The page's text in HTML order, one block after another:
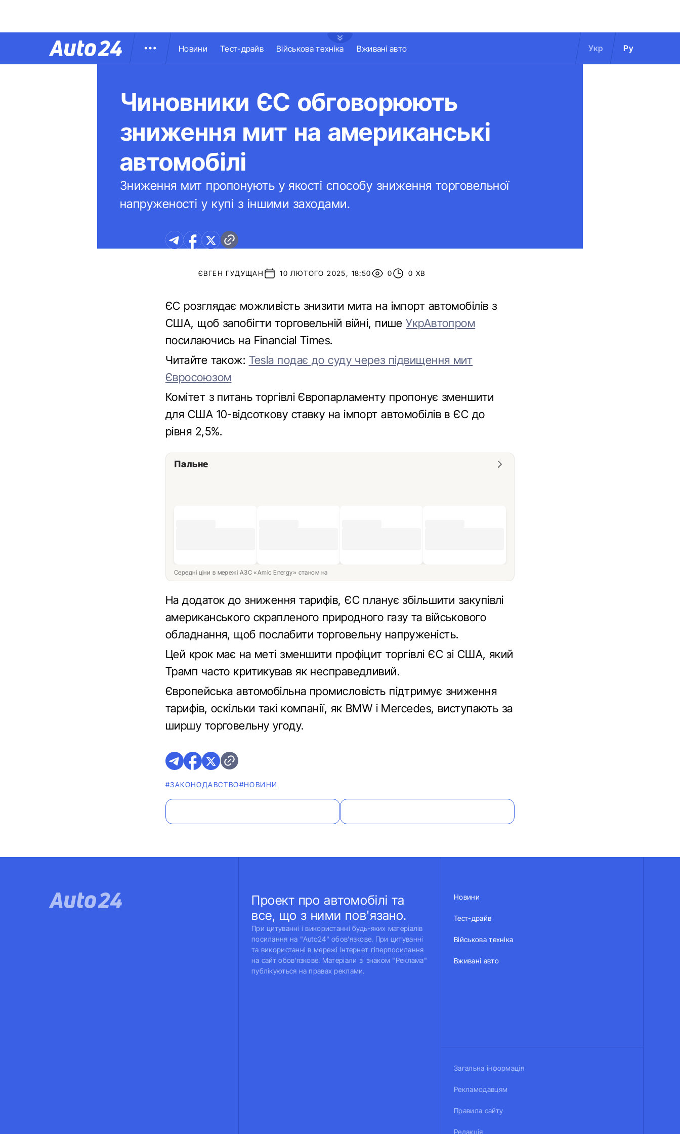
Новини Тест-драйв Військова техніка Вживані авто Укр Ру
Чиновники ЄС обговорюють
зниження мит на американські
автомобілі
Зниження мит пропонують у якості способу зниження торговельної
напруженості у купі з іншими заходами.
ЄВГЕН ГУДУЩАН 10 ЛЮТОГО 2025, 18:50 0 0 ХВ
ЄС розглядає можливість знизити мита на імпорт автомобілів з
США, щоб запобігти торговельній війні, пишеУкрАвтопром
посилаючись на Financial Times.
Читайте також: Tesla подає до суду через підвищення мит
Євросоюзом
Комітет з питань торгівлі Європарламенту пропонує зменшити
для США 10-відсоткову ставку на імпорт автомобілів в ЄС до
рівня 2,5%.
Пальне
Середні ціни в мережі АЗС «Amic Energy» станом на
На додаток до зниження тарифів, ЄС планує збільшити закупівлі
американського скрапленого природного газу та військового
обладнання, щоб послабити торговельну напруженість.
Цей крок має на меті зменшити профіцит торгівлі ЄС зі США, який
Трамп часто критикував як несправедливий.
Європейська автомобільна промисловість підтримує зниження
тарифів, оскільки такі компанії, як BMW і Mercedes, виступають за
ширшу торговельну угоду.
#ЗАКОНОДАВСТВО#НОВИНИ
Проект про автомобілі та
все, що з ними пов'язано.
При цитуванні і використанні будь-яких матеріалів
посилання на "Auto24" обов'язкове. При цитуванні
та використанні в мережі Інтернет гіперпосилання
на сайт обов'язкове. Матеріали зі знаком "Реклама"
публікуються на правах реклами.
Новини
Тест-драйв
Військова техніка
Вживані авто
Загальна інформація
Рекламодавцям
Правила сайту
Редакція